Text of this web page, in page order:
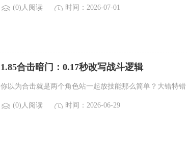
(0)人阅读 时间：2026-07-01
1.85合击暗门：0.17秒改写战斗逻辑
你以为合击就是两个角色站一起放技能那么简单？大错特错
(0)人阅读 时间：2026-06-29